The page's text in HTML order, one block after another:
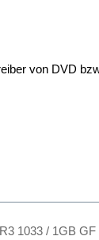
von DVD
1033 / 1GB